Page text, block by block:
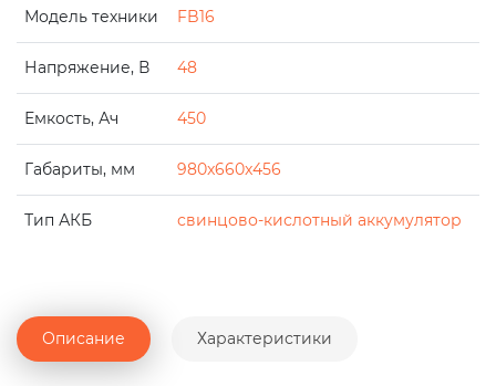
Модель техники FB16
Напряжение, В 48
Емкость, Ач 450
Габариты, мм 980x660x456
Тип АКБ свинцово-кислотный аккумулятор
Описание Характеристики